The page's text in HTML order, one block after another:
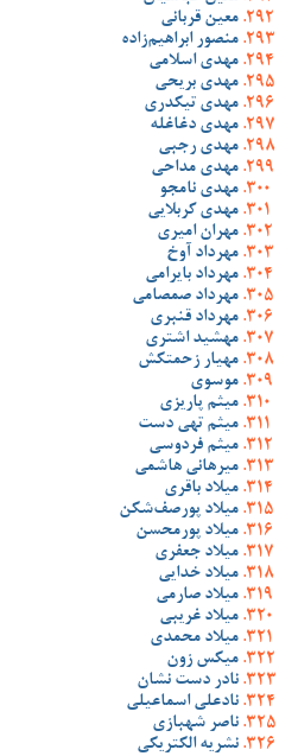
معین قربانی
منصور ابراهیم‌زاده
مهدی اسلامی
مهدی بریحی
مهدی تیکدری
مهدی دغاغله
مهدی رجبی
مهدی مداحی
مهدی نامجو
مهدی کربلایی
مهران امیری
مهرداد آوخ
مهرداد بایرامی
مهرداد صمصامی
مهرداد قنبری
مهشید اشتری
مهیار زحمتکش
موسوی
میثم پاریزی
میثم تهی دست
میثم فردوسی
میرهانی هاشمی
میلاد باقری
میلاد پورصف‌شکن
میلاد پورمحسن
میلاد جعفری
میلاد خدایی
میلاد صارمی
میلاد غریبی
میلاد محمدی
میکس زون
نادر دست نشان
نادعلی اسماعیلی
ناصر شهبازی
نشریه الکتریکی